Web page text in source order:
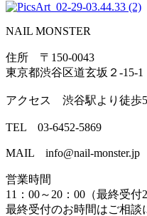
NAIL MONSTER
住所 〒150-0043
東京都渋谷区道玄坂２-15-
アクセス 渋谷駅より徒歩
TEL 03-6452-5869
MAIL info@nail-monster.jp
営業時間
11：00～20：00（最終受付
最終受付のお時間はご相談